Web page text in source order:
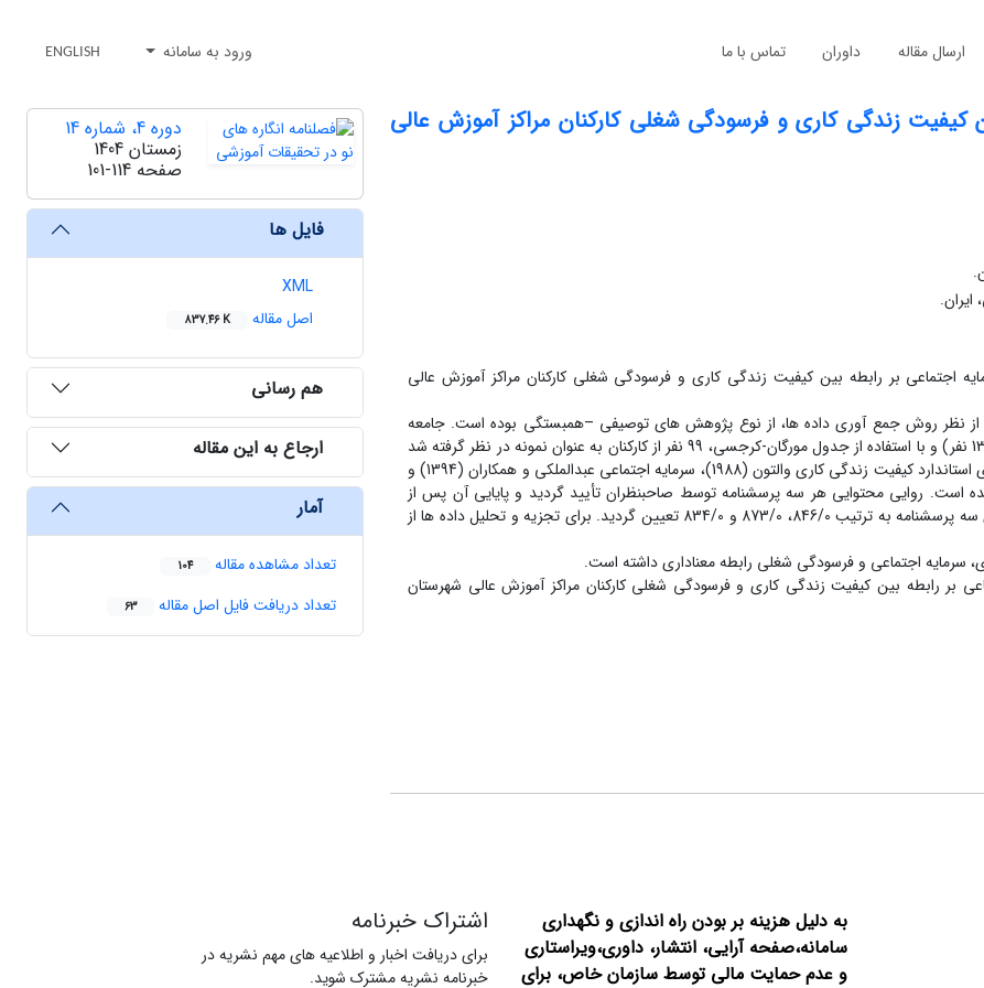
ارسال مقاله داوران تماس با ما ورود به سامانه ENGLISH
زندگی کاری و فرسودگی شغلی کارکنان مراکز آموزش عالی
ایران.
بر رابطه بین کیفیت زندگی کاری و فرسودگی شغلی کارکنان مراکز آموزش عالی
نظر روش جمع آوری داده ها، از نوع پژوهش های توصیفی –همبستگی بوده است. جامعه
آماری در این مطالعه، کلیه کارکنان مراکز آموزش عالی شهرستان ممسنی (133 نفر) و با استفاده از جدول مورگان-کرجسی، 99 نفر از کارکنان به عنوان نمونه در نظر گرفته شد
و روش نمونه گیری، تصادفی طبقه ای بود. در این مطالعه از پرسشنامه های استاندارد کیفیت زندگی کاری والتون (1988)، سرمایه اجتماعی عبدالملکی و همکاران (1394) و
آماری استفاده شده است. روایی محتوایی هر سه پرسشنامه توسط صاحبنظران تأیید گردید و پایایی آن پس از
اجرای آزمایشی بین 30 نفر از کارکنان به وسیله محاسبه آلفای کرونباخ برای سه پرسشنامه به ترتیب 846/0، 873/0 و 834/0 تعیین گردید. برای تجزیه و تحلیل داده ها از
سرمایه اجتماعی و فرسودگی شغلی رابطه معناداری داشته است.
بر رابطه بین کیفیت زندگی کاری و فرسودگی شغلی کارکنان مراکز آموزش عالی شهرستان
دوره 4، شماره 14
زمستان 1404
صفحه 101-114
فایل ها
XML
اصل مقاله
837.46 K
هم رسانی
ارجاع به این مقاله
آمار
تعداد مشاهده مقاله 104
تعداد دریافت فایل اصل مقاله 63
به دلیل هزینه بر بودن راه اندازی و نگهداری
سامانه،صفحه آرایی، انتشار، داوری،ویراستاری
و عدم حمایت مالی توسط سازمان خاص، برای
اشتراک خبرنامه
برای دریافت اخبار و اطلاعیه های مهم نشریه در
خبرنامه نشریه مشترک شوید.